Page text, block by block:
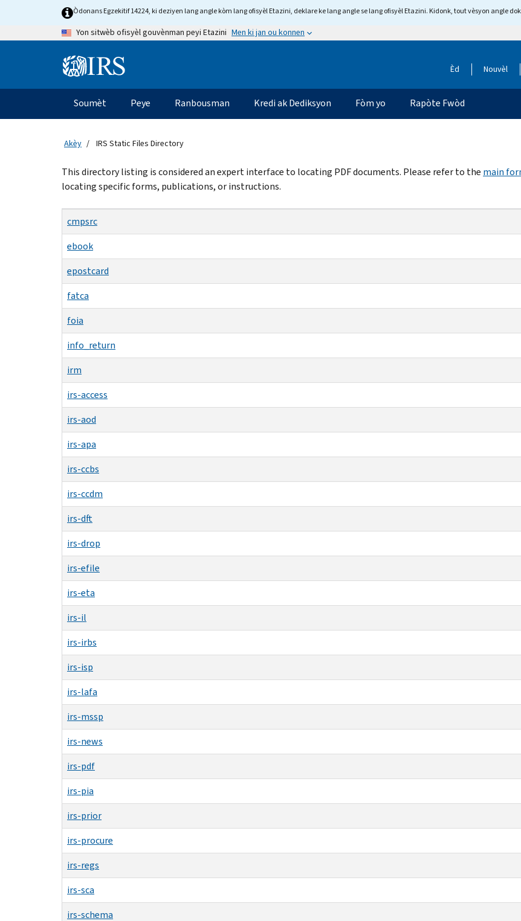
Òdonans Egzekitif 14224, ki deziyen lang angle kòm lang ofisyèl Etazini, deklare ke lang angle se lang ofisyèl Etazini. Kidonk, tout vèsyon angle
Yon sitwèb ofisyèl gouvènman peyi Etazini Men ki jan ou konnen
Information Èd Nouvèl
Navigasyon
prensipal
Soumèt Peye Ranbousman Kredi ak Dediksyon Fòm yo Rapòte Fwòd
Akèy IRS Static Files Directory
Beginning
of
This directory listing is considered an expert interface to locating PDF documents. Please refer to the main
locating specific forms, publications, or instructions.
cmpsrc
ebook
epostcard
fatca
foia
info_return
irm
irs-access
irs-aod
irs-apa
irs-ccbs
irs-ccdm
irs-dft
irs-drop
irs-efile
irs-eta
irs-il
irs-irbs
irs-isp
irs-lafa
irs-mssp
irs-news
irs-pdf
irs-pia
irs-prior
irs-procure
irs-regs
irs-sca
irs-schema